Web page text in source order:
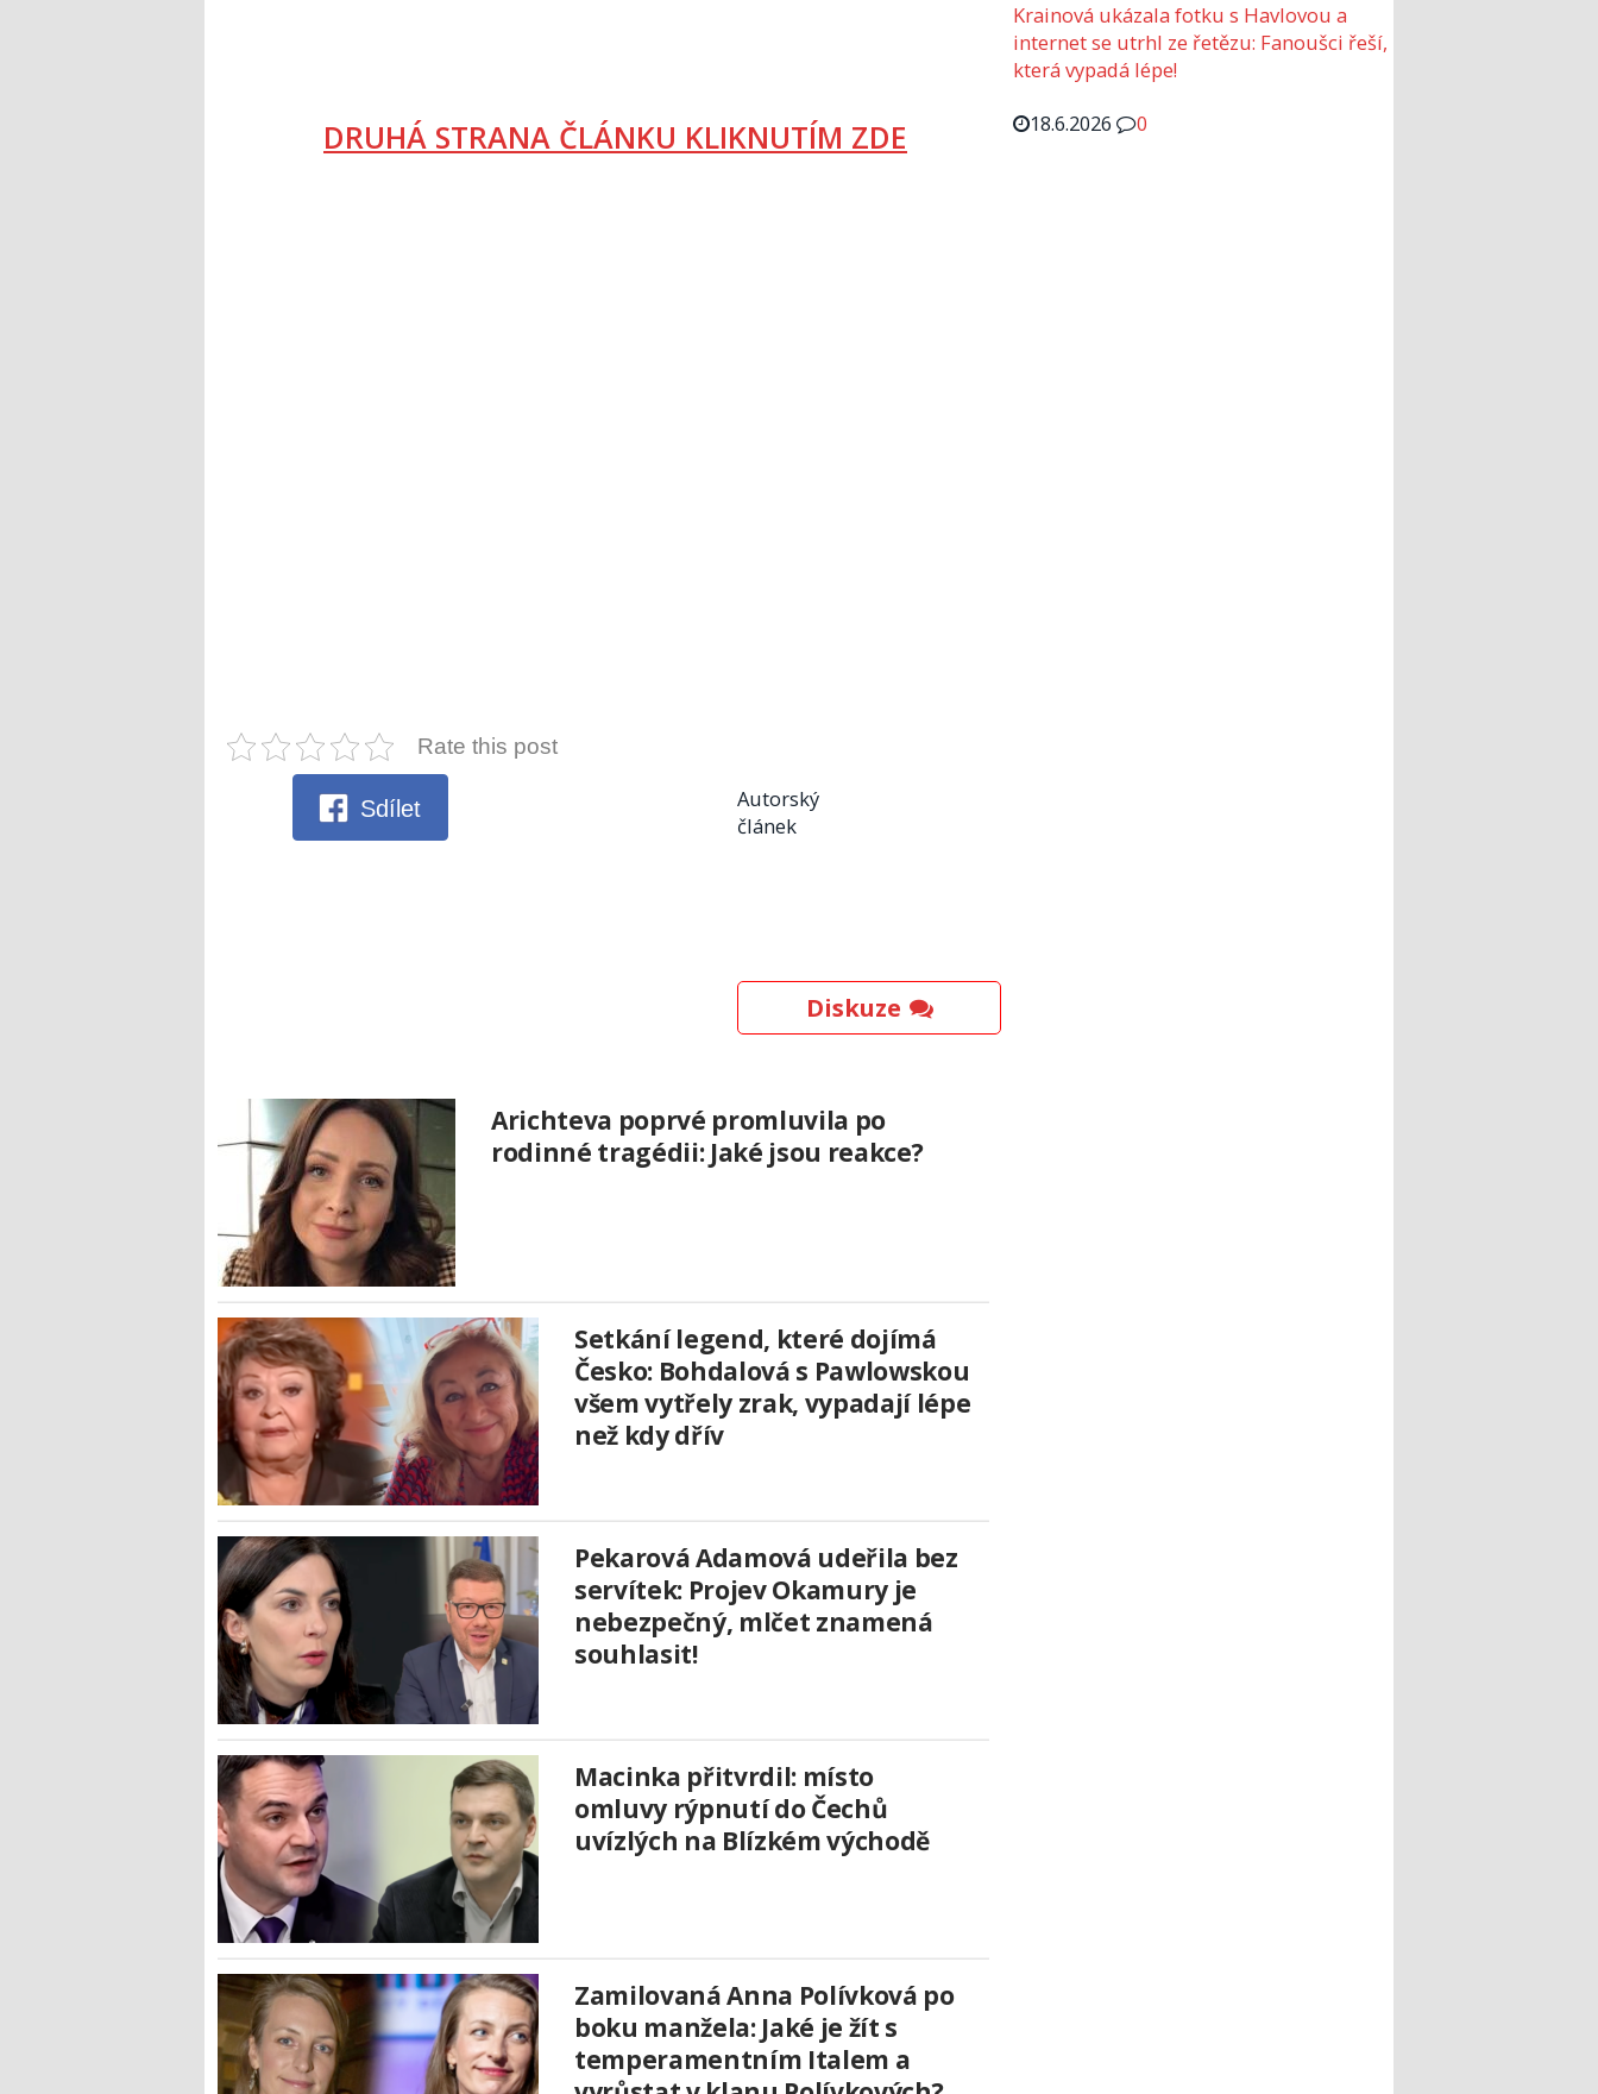
DRUHÁ STRANA ČLÁNKU KLIKNUTÍM ZDE
Rate this post
Sdílet
Autorský
článek
Diskuze
Arichteva poprvé promluvila po
rodinné tragédii: Jaké jsou reakce?
Setkání legend, které dojímá
Česko: Bohdalová s Pawlowskou
všem vytřely zrak, vypadají lépe
než kdy dřív
Pekarová Adamová udeřila bez
servítek: Projev Okamury je
nebezpečný, mlčet znamená
souhlasit!
Macinka přitvrdil: místo
omluvy rýpnutí do Čechů
uvízlých na Blízkém východě
Zamilovaná Anna Polívková po
boku manžela: Jaké je žít s
temperamentním Italem a
Krainová ukázala fotku s Havlovou a
internet se utrhl ze řetězu: Fanoušci řeší,
která vypadá lépe!
18.6.2026
0